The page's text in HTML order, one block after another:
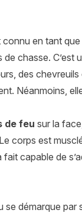
en tant
de chasse. C’est
des
Néanmoins,
de feu sur la
corps est
capable de
démarque